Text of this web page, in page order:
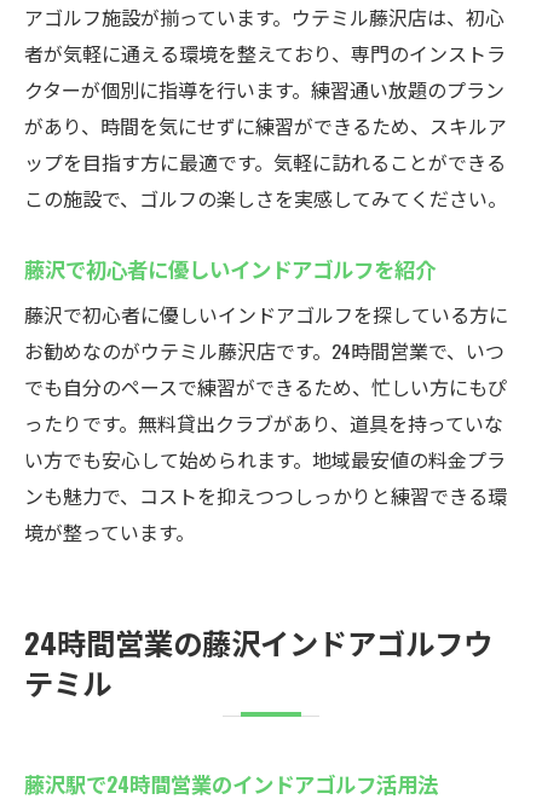
アゴルフ施設が揃っています。ウテミル藤沢店は、初心
者が気軽に通える環境を整えており、専門のインストラ
クターが個別に指導を行います。練習通い放題のプラン
があり、時間を気にせずに練習ができるため、スキルア
ップを目指す方に最適です。気軽に訪れることができる
この施設で、ゴルフの楽しさを実感してみてください。
藤沢で初心者に優しいインドアゴルフを紹介
藤沢で初心者に優しいインドアゴルフを探している方に
お勧めなのがウテミル藤沢店です。24時間営業で、いつ
でも自分のペースで練習ができるため、忙しい方にもぴ
ったりです。無料貸出クラブがあり、道具を持っていな
い方でも安心して始められます。地域最安値の料金プラ
ンも魅力で、コストを抑えつつしっかりと練習できる環
境が整っています。
24時間営業の藤沢インドアゴルフウ
テミル
藤沢駅で24時間営業のインドアゴルフ活用法